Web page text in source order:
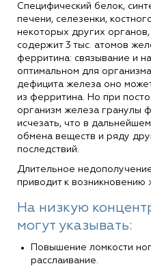
Специфический белок,
печени, селезенки,
некоторых других
содержит 3 тыс. атомов
ферритина: связывание и
оптимальном для
дефицита железа оно
из ферритина. Но при
организм железа гранулы
исчезать, что в
обмена веществ и ряду
последствий.
Длительное
приводит к возникновению
На низкую
могут указывать:
Повышение ломкости
расслаивание.